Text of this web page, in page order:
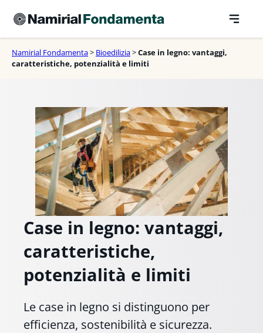
contenuto
Namirial Fondamenta> Bioedilizia>Case in legno: vantaggi,
caratteristiche, potenzialità e limiti
Case in legno: vantaggi,
caratteristiche,
potenzialità e limiti
Le case in legno si distinguono per
efficienza, sostenibilità e sicurezza.